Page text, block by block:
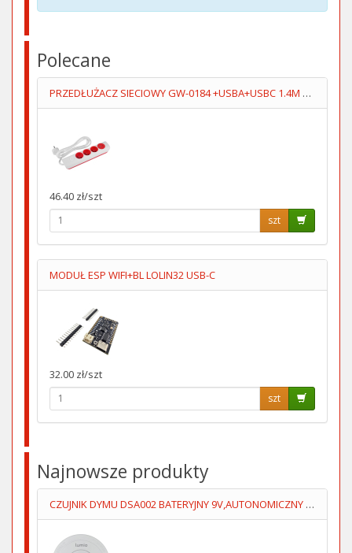
Polecane
PRZEDŁUŻACZ SIECIOWY GW-0184 +USBA+USBC 1.4M 3GN+WYŁĄCZNIK
46.40 zł/szt
szt
MODUŁ ESP WIFI+BL LOLIN32 USB-C
32.00 zł/szt
szt
Najnowsze produkty
CZUJNIK DYMU DSA002 BATERYJNY 9V,AUTONOMICZNY LUMIO